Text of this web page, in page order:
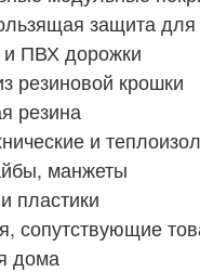
защита
ПВХ дорожки
резиновой крошки
резина
и
манжеты
пластики
сопутствующие
дома